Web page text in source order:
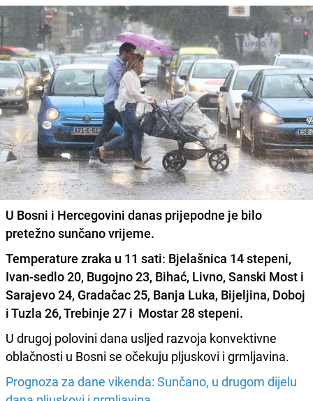
U Bosni i Hercegovini danas prijepodne je bilo
pretežno sunčano vrijeme.
Temperature zraka u 11 sati: Bjelašnica 14 stepeni,
Ivan-sedlo 20, Bugojno 23, Bihać, Livno, Sanski Most i
Sarajevo 24, Gradačac 25, Banja Luka, Bijeljina, Doboj
i Tuzla 26, Trebinje 27 i Mostar 28 stepeni.
U drugoj polovini dana usljed razvoja konvektivne
oblačnosti u Bosni se očekuju pljuskovi i grmljavina.
Prognoza za dane vikenda: Sunčano, u drugom dijelu